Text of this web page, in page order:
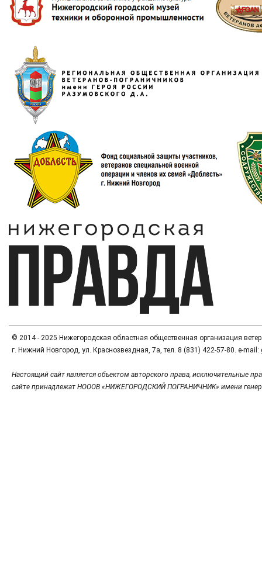
© 2014 - 2025 Нижегородская областная общественная организация
г. Нижний Новгород, ул. Краснозвездная, 7а, тел. 8 (831) 422-57-80. e-
Настоящий сайт является объектом авторского права, исключительные
сайте принадлежат НОООВ «НИЖЕГОРОДСКИЙ ПОГРАНИЧНИК» имени